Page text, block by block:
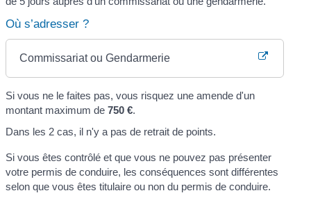
Où s’adresser ?
Commissariat ou Gendarmerie
Si vous ne le faites pas, vous risquez une amende d'un
montant maximum de750 €.
Dans les 2 cas, il n'y a pas de retrait de points.
Si vous êtes contrôlé et que vous ne pouvez pas présenter
votre permis de conduire, les conséquences sont différentes
selon que vous êtes titulaire ou non du permis de conduire.